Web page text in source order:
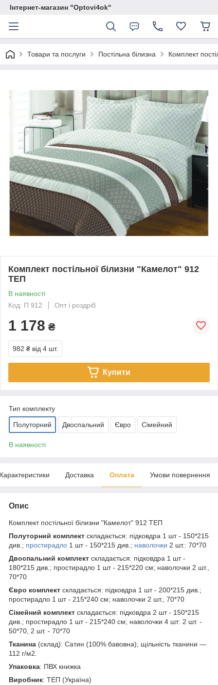
Інтернет-магазин "Optovi4ok"
Товари та послуги Постільна білизна Комплект
Комплект постільної білизни "Камелот" 912
ТЕП
В наявності
Код: П 912
Опт і роздріб
1 178 ₴
982 ₴ від 4 шт.
Купити
Тип комплекту
Полуторний Двоспальний Євро Сімейний
В наявності
Доставка Оплата Умови повернення
Опис
Комплект постільної білизни "Камелот" 912 ТЕП
Полуторний комплект складається: підковдра 1 шт - 150*215
див.; простирадло 1 шт - 150*215 див.; наволочки 2 шт.: 70*70
Двоспальний комплект складається: підковдра 1 шт -
180*215 див.; простирадло 1 шт - 215*220 см; наволочки 2 шт.,
70*70
Євро комплект складається: підковдра 1 шт - 200*215 див.;
простирадло 1 шт - 215*240 см; наволочки 2 шт., 70*70
Сімейний комплект складається: підковдра 2 шт - 150*215
див.; простирадло 1 шт - 215*240 см; наволочки 4 шт: 2 шт. -
50*70, 2 шт. - 70*70
Тканина (склад): Сатин (100% бавовна); щільність тканини ―
112 г/м2.
Упаковка: ПВХ книжка
Виробник: ТЕП (Україна)